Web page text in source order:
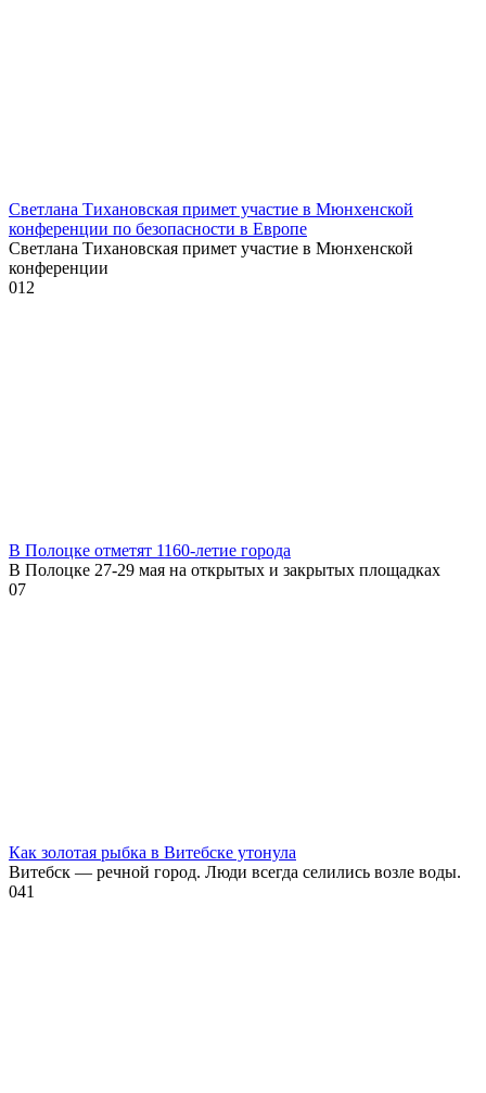
Светлана Тихановская примет участие в Мюнхенской
конференции по безопасности в Европе
Светлана Тихановская примет участие в Мюнхенской
конференции
012
В Полоцке отметят 1160-летие города
В Полоцке 27-29 мая на открытых и закрытых площадках
07
Как золотая рыбка в Витебске утонула
Витебск — речной город. Люди всегда селились возле воды.
041